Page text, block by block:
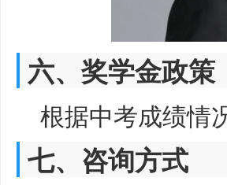
六、奖学金政策
根据中考成绩情
七、咨询方式